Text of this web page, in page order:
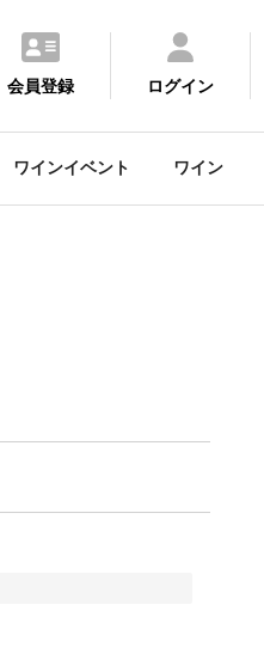
会員登録 ログイン
ワインイベント ワイン